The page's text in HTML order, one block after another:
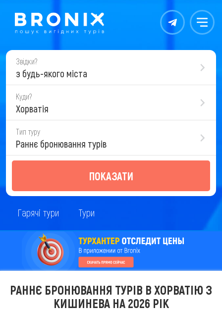
Контакты Меню
Звідки?
з будь-якого міста
Куди?
Хорватія
Тип туру
Раннє бронювання турів
ПОКАЗАТИ
Гарячі тури Тури
РАННЄ БРОНЮВАННЯ ТУРІВ В ХОРВАТІЮ З
КИШИНЕВА НА 2026 РІК